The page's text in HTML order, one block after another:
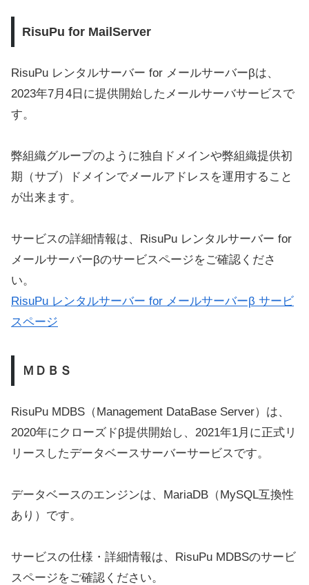
RisuPu for MailServer
RisuPu レンタルサーバー for メールサーバーβは、
2023年7月4日に提供開始したメールサーバサービスで
す。
弊組織グループのように独自ドメインや弊組織提供初
期（サブ）ドメインでメールアドレスを運用すること
が出来ます。
サービスの詳細情報は、RisuPu レンタルサーバー for
メールサーバーβのサービスページをご確認くださ
い。
RisuPu レンタルサーバー for メールサーバーβ サービ
スページ
ＭＤＢＳ
RisuPu MDBS（Management DataBase Server）は、
2020年にクローズドβ提供開始し、2021年1月に正式リ
リースしたデータベースサーバーサービスです。
データベースのエンジンは、MariaDB（MySQL互換性
あり）です。
サービスの仕様・詳細情報は、RisuPu MDBSのサービ
スページをご確認ください。